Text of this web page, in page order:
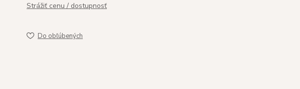
Strážiť cenu / dostupnosť
Do obľúbených